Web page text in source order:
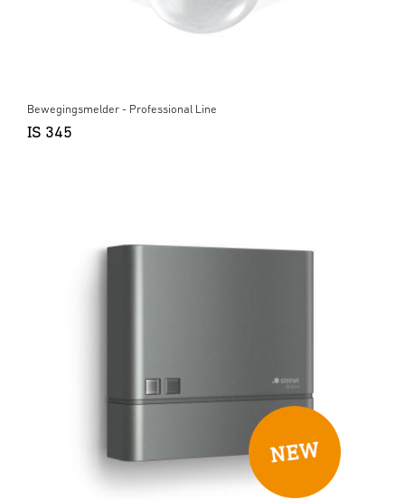
Bewegingsmelder - Professional Line
IS 345